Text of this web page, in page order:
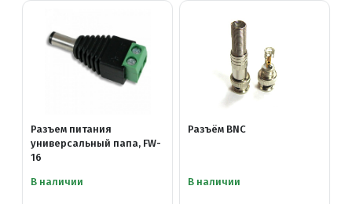
Разъем питания
универсальный папа, FW-
16
В наличии
Разъём BNC
В наличии